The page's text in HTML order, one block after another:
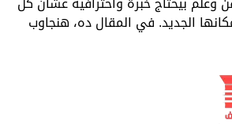
المقال ده، هنجاوب